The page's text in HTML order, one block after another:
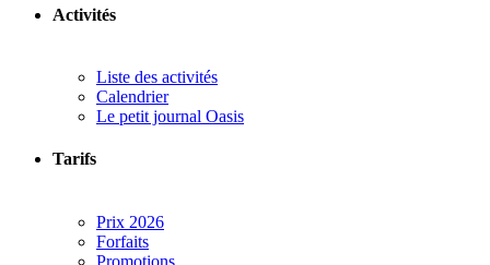
Activités
Liste des activités
Calendrier
Le petit journal Oasis
Tarifs
Prix 2026
Forfaits
Promotions